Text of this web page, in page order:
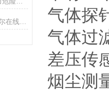
气体探
气体过
差压传
烟尘测